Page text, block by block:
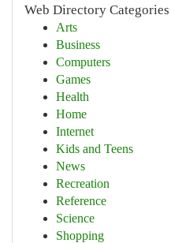
Web Directory Categories
Arts
Business
Computers
Games
Health
Home
Internet
Kids and Teens
News
Recreation
Reference
Science
Shopping